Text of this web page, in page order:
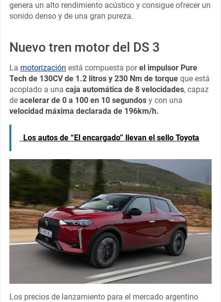
genera un alto rendimiento acústico y consigue ofrecer un
sonido denso y de una gran pureza.
Nuevo tren motor del DS 3
La motorización está compuesta porel impulsor Pure
Tech de 130CV de 1.2 litros y 230 Nm de torqueque está
acoplado a una caja automática de 8 velocidades, capaz
deacelerar de 0 a 100 en 10 segundosy con una
velocidad máxima declarada de 196km/h.
Los autos de “El encargado” llevan el sello Toyota
Los precios de lanzamiento para el mercado argentino